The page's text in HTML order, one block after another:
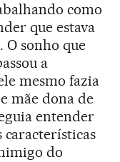
como
que estava
O sonho que
a
mesmo fazia
mãe dona de
entender
características
do